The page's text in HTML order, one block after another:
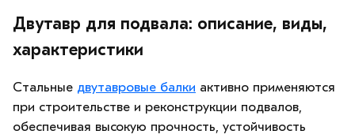
Двутавр для подвала: описание, виды,
характеристики
Стальные двутавровые балки активно применяются
при строительстве и реконструкции подвалов,
обеспечивая высокую прочность, устойчивость